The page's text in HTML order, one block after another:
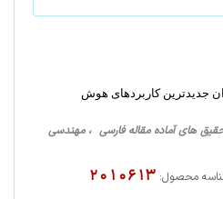
جدیدترین کاربردهای هوش
بایت ، تحقیق های آماده مقاله فارسی ، مهندسی
محصول: 2010613